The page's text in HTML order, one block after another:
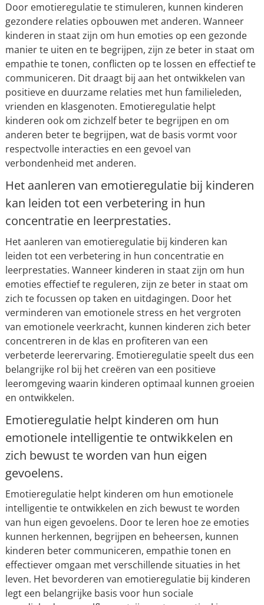
Door emotieregulatie te stimuleren, kunnen kinderen
gezondere relaties opbouwen met anderen. Wanneer
kinderen in staat zijn om hun emoties op een gezonde
manier te uiten en te begrijpen, zijn ze beter in staat om
empathie te tonen, conflicten op te lossen en effectief te
communiceren. Dit draagt bij aan het ontwikkelen van
positieve en duurzame relaties met hun familieleden,
vrienden en klasgenoten. Emotieregulatie helpt
kinderen ook om zichzelf beter te begrijpen en om
anderen beter te begrijpen, wat de basis vormt voor
respectvolle interacties en een gevoel van
verbondenheid met anderen.
Het aanleren van emotieregulatie bij kinderen
kan leiden tot een verbetering in hun
concentratie en leerprestaties.
Het aanleren van emotieregulatie bij kinderen kan
leiden tot een verbetering in hun concentratie en
leerprestaties. Wanneer kinderen in staat zijn om hun
emoties effectief te reguleren, zijn ze beter in staat om
zich te focussen op taken en uitdagingen. Door het
verminderen van emotionele stress en het vergroten
van emotionele veerkracht, kunnen kinderen zich beter
concentreren in de klas en profiteren van een
verbeterde leerervaring. Emotieregulatie speelt dus een
belangrijke rol bij het creëren van een positieve
leeromgeving waarin kinderen optimaal kunnen groeien
en ontwikkelen.
Emotieregulatie helpt kinderen om hun
emotionele intelligentie te ontwikkelen en
zich bewust te worden van hun eigen
gevoelens.
Emotieregulatie helpt kinderen om hun emotionele
intelligentie te ontwikkelen en zich bewust te worden
van hun eigen gevoelens. Door te leren hoe ze emoties
kunnen herkennen, begrijpen en beheersen, kunnen
kinderen beter communiceren, empathie tonen en
effectiever omgaan met verschillende situaties in het
leven. Het bevorderen van emotieregulatie bij kinderen
legt een belangrijke basis voor hun sociale